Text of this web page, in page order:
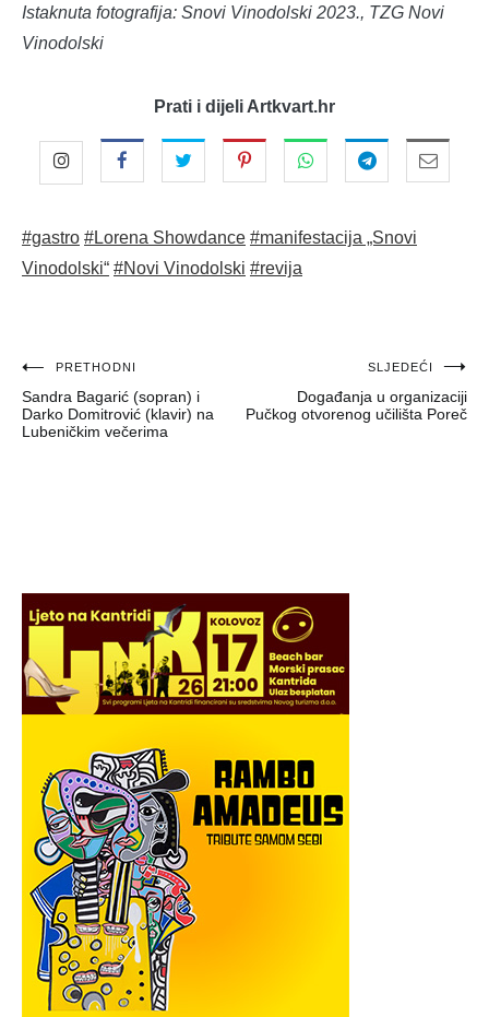
Istaknuta fotografija: Snovi Vinodolski 2023., TZG Novi
Vinodolski
Prati i dijeli Artkvart.hr
#gastro #Lorena Showdance #manifestacija „Snovi
Vinodolski“ #Novi Vinodolski #revija
Navigacija
objava
PRETHODNI
Sandra Bagarić (sopran) i
Darko Domitrović (klavir) na
Lubeničkim večerima
SLJEDEĆI
Događanja u organizaciji
Pučkog otvorenog učilišta Poreč